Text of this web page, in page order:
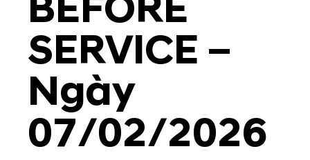
SERVICE –
Ngày
07/02/2026